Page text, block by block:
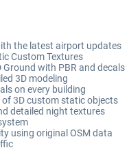
the latest airport updates
Custom Textures
Ground with PBR and decals
3D modeling
on every building
3D custom static objects
detailed night textures
using original OSM data